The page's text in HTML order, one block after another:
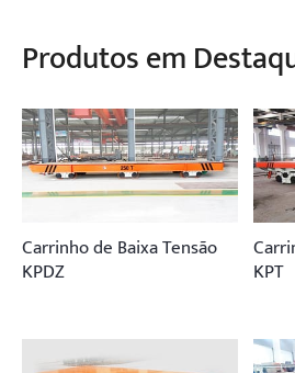
Produtos em
Carrinho de Baixa Tensão
KPDZ KPT